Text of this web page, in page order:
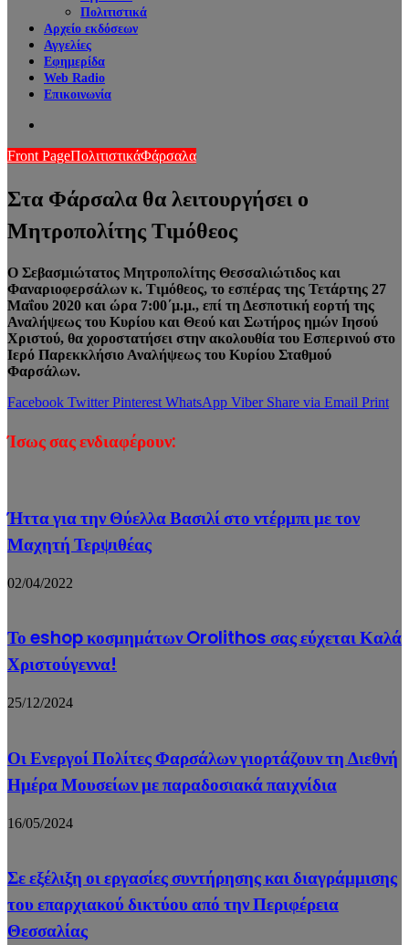
Πολιτιστικά
Αρχείο εκδόσεων
Αγγελίες
Εφημερίδα
Web Radio
Επικοινωνία
Front PageΠολιτιστικάΦάρσαλα
Στα Φάρσαλα θα λειτουργήσει ο
Μητροπολίτης Τιμόθεος
Ο Σεβασμιώτατος Μητροπολίτης Θεσσαλιώτιδος και
Φαναριοφερσάλων κ. Τιμόθεος, το εσπέρας της Τετάρτης 27
Μαΐου 2020 και ώρα 7:00΄μ.μ., επί τη Δεσποτική εορτή της
Αναλήψεως του Κυρίου και Θεού και Σωτήρος ημών Ιησού
Χριστού, θα χοροστατήσει στην ακολουθία του Εσπερινού στο
Ιερό Παρεκκλήσιο Αναλήψεως του Κυρίου Σταθμού
Φαρσάλων.
Facebook Twitter Pinterest WhatsApp Viber Share via Email Print
Ίσως σας ενδιαφέρουν:
Ήττα για την Θύελλα Βασιλί στο ντέρμπι με τον
Μαχητή Τερψιθέας
02/04/2022
Το eshop κοσμημάτων Orolithos σας εύχεται Καλά
Χριστούγεννα!
25/12/2024
Οι Ενεργοί Πολίτες Φαρσάλων γιορτάζουν τη Διεθνή
Ημέρα Μουσείων με παραδοσιακά παιχνίδια
16/05/2024
Σε εξέλιξη οι εργασίες συντήρησης και διαγράμμισης
του επαρχιακού δικτύου από την Περιφέρεια
Θεσσαλίας